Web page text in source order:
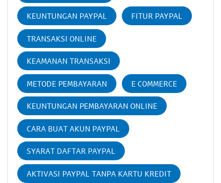
KEUNTUNGAN PAYPAL FITUR PAYPAL
TRANSAKSI ONLINE
KEAMANAN TRANSAKSI
METODE PEMBAYARAN E COMMERCE
KEUNTUNGAN PEMBAYARAN ONLINE
CARA BUAT AKUN PAYPAL
SYARAT DAFTAR PAYPAL
AKTIVASI PAYPAL TANPA KARTU KREDIT